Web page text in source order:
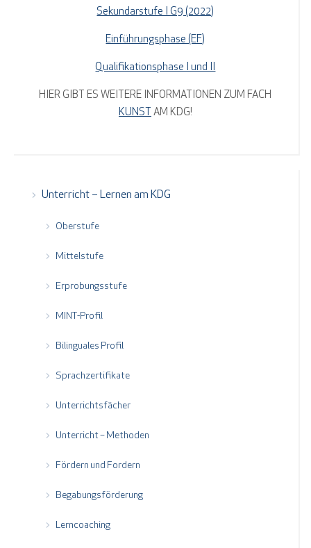
Unterricht – Lernen am KDG
Oberstufe
Mittelstufe
Erprobungsstufe
MINT-Profil
Bilinguales Profil
Sprachzertifikate
Unterrichtsfächer
Unterricht – Methoden
Fördern und Fordern
Begabungsförderung
Lerncoaching
Sekundarstufe I G9 (2022)
Einführungsphase (EF)
Qualifikationsphase I und II
HIER GIBT ES WEITERE INFORMATIONEN ZUM FACH
KUNST
AM KDG!